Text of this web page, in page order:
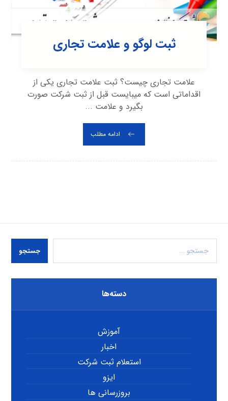
ثبت لوگو و علامت تجاری
علامت تجاری چیست؟ ثبت علامت تجاری یکی از
اقداماتی است که میبایست قبل از ثبت شرکت صورت
بگیرد و علامت ...
ادامه مطلب
جستجو
دسته‌ها
آموزش
اخبار
استعلام ثبت شرکت
ایزو
بروزرسانی ها